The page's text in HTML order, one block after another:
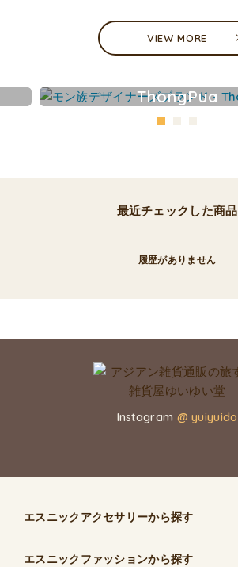
VIEW MORE
ThongPua
最近チェックした商品
履歴がありません
Instagram @ yuiyuido
エスニックアクセサリーから探す
エスニックファッションから探す